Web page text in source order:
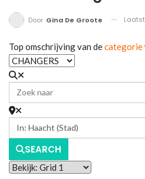
Door Gina De Groote
Top omschrijving van decategorie
SEARCH